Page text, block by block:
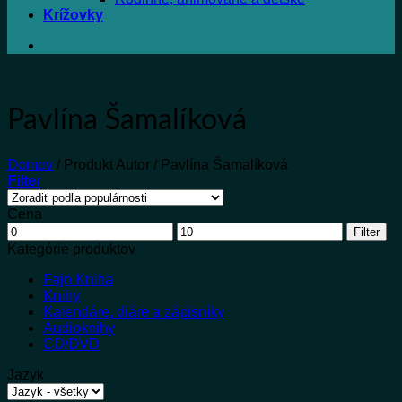
Krížovky
Pavlína Šamalíková
Domov / Produkt Autor / Pavlína Šamalíková
Filter
Cena
Minimálna
cena
Maximálna
cena
Filter
Kategórie produktov
Fajn Kniha
Knihy
Kalendáre, diáre a zápisníky
Audioknihy
CD/DVD
Jazyk